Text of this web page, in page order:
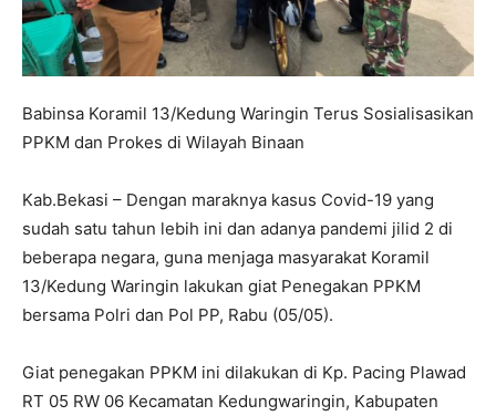
Babinsa Koramil 13/Kedung Waringin Terus Sosialisasikan
PPKM dan Prokes di Wilayah Binaan
Kab.Bekasi – Dengan maraknya kasus Covid-19 yang
sudah satu tahun lebih ini dan adanya pandemi jilid 2 di
beberapa negara, guna menjaga masyarakat Koramil
13/Kedung Waringin lakukan giat Penegakan PPKM
bersama Polri dan Pol PP, Rabu (05/05).
Giat penegakan PPKM ini dilakukan di Kp. Pacing Plawad
RT 05 RW 06 Kecamatan Kedungwaringin, Kabupaten